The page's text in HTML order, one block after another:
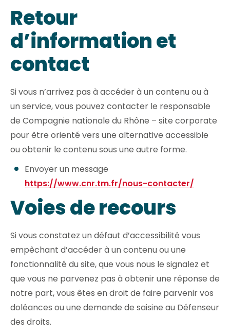
Retour
d’information et
contact
Si vous n’arrivez pas à accéder à un contenu ou à
un service, vous pouvez contacter le responsable
de Compagnie nationale du Rhône – site corporate
pour être orienté vers une alternative accessible
ou obtenir le contenu sous une autre forme.
Envoyer un message
https://www.cnr.tm.fr/nous-contacter/
Voies de recours
Si vous constatez un défaut d’accessibilité vous
empêchant d’accéder à un contenu ou une
fonctionnalité du site, que vous nous le signalez et
que vous ne parvenez pas à obtenir une réponse de
notre part, vous êtes en droit de faire parvenir vos
doléances ou une demande de saisine au Défenseur
des droits.